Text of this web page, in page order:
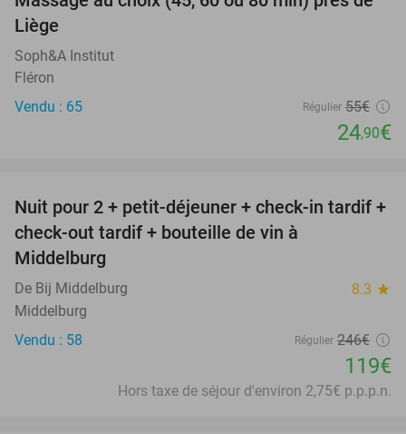
55%
Liège
Soph&A Institut
Fléron
Vendu : 65
Régulier 55€
24,90€
52%
Nuit pour 2 + petit-déjeuner + check-in tardif +
check-out tardif + bouteille de vin à
Middelburg
De Bij Middelburg 8.3 star
Middelburg
Vendu : 58
Régulier 246€
119€
Hors taxe de séjour d'environ 2,75€ p.p.p.n.